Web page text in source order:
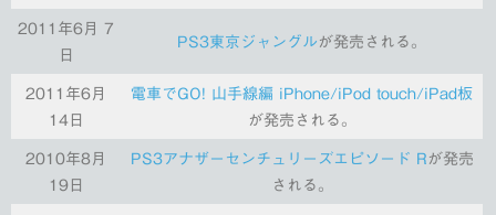
2011年6月 7
日
PS3東京ジャングル が発売される。
2011年6月
14日
電車でGO! 山手線編 iPhone/iPod touch/iPad板
が発売される。
2010年8月
19日
PS3アナザーセンチュリーズエピソード R が発売
される。